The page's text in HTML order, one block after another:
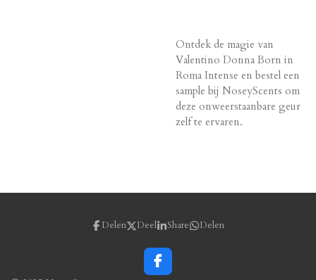
Ontdek de magie van
Valentino Donna Born in
Roma Intense en bestel een
sample bij NoseyScents om
deze onweerstaanbare geur
zelf te ervaren.
Delen Deel Share Delen
F